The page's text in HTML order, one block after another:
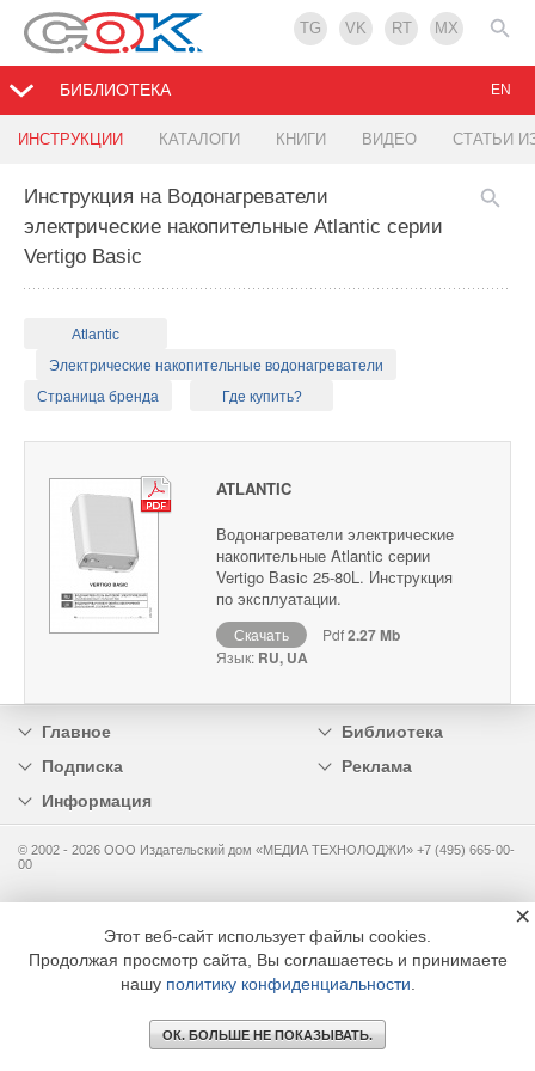
TG VK RT MX
БИБЛИОТЕКА
ИНСТРУКЦИИ КАТАЛОГИ КНИГИ ВИДЕО СТАТЬИ
EN
Инструкция на Водонагреватели
электрические накопительные Atlantic серии
Vertigo Basic
Atlantic
Электрические накопительные водонагреватели
Страница бренда
Где купить?
ATLANTIC
Водонагреватели электрические
накопительные Atlantic серии
Vertigo Basic 25-80L. Инструкция
по эксплуатации.
Скачать Pdf2.27 Mb
Язык: RU, UA
Главное
Библиотека
Подписка
Реклама
Информация
© 2002 - 2026 OOO Издательский дом «МЕДИА ТЕХНОЛОДЖИ» +7 (495) 665-00-
00
Этот веб-сайт использует файлы cookies.
Продолжая просмотр сайта, Вы соглашаетесь и принимаете
нашу политику конфиденциальности
ОК. БОЛЬШЕ НЕ ПОКАЗЫВАТЬ.
×